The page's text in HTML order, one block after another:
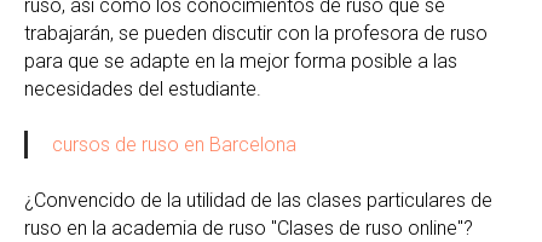
ruso, así como los conocimientos de ruso que se
trabajarán, se pueden discutir con la profesora de ruso
para que se adapte en la mejor forma posible a las
necesidades del estudiante.
cursos de ruso en Barcelona
¿Convencido de la utilidad de las clases particulares de
ruso en la academia de ruso "Clases de ruso online"?